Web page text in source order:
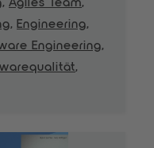
, Agiles Team,
, Engineering,
Engineering,
,